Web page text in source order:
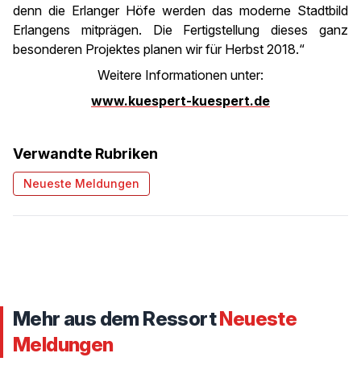
denn die Erlanger Höfe werden das moderne Stadtbild
Erlangens mitprägen. Die Fertigstellung dieses ganz
besonderen Projektes planen wir für Herbst 2018.“
Weitere Informationen unter:
www.kuespert-kuespert.de
Verwandte Rubriken
Neueste Meldungen
Mehr aus dem RessortNeueste
Meldungen